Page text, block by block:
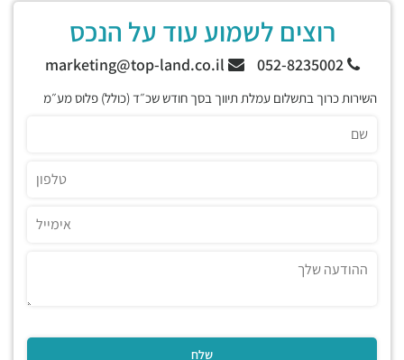
רוצים לשמוע עוד על הנכס
052-8235002
השירות כרוך בתשלום עמלת תיווך בסך חודש שכ״ד (כולל) פלוס מע״מ